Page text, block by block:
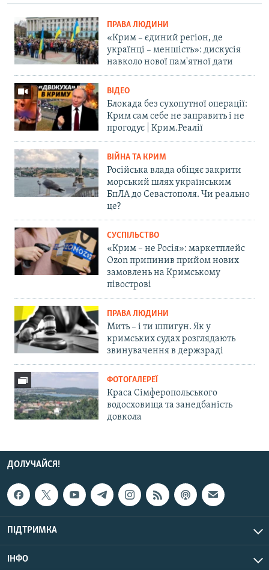
ПРАВА ЛЮДИНИ
«Крим – єдиний регіон, де
українці – меншість»: дискусія
навколо нової пам'ятної дати
ВІДЕО
Блокада без сухопутної операції:
Крим сам себе не заправить і не
прогодує | Крим.Реалії
ВІЙНА ТА КРИМ
Російська влада обіцяє закрити
морський шлях українським
БпЛА до Севастополя. Чи реально
це?
СУСПІЛЬСТВО
«Крим – не Росія»: маркетплейс
Ozon припинив прийом нових
замовлень на Кримському
півострові
ПРАВА ЛЮДИНИ
Мить – і ти шпигун. Як у
кримських судах розглядають
звинувачення в держзраді
ФОТОГАЛЕРЕЇ
Краса Сімферопольського
водосховища та занедбаність
довкола
ДОЛУЧАЙСЯ!
ПІДТРИМКА
ІНФО